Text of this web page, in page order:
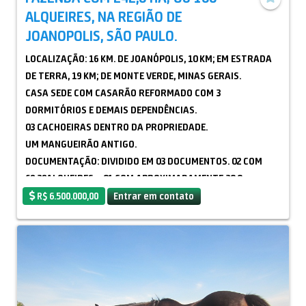
ALQUEIRES, NA REGIÃO DE
JOANOPOLIS, SÃO PAULO.
LOCALIZAÇÃO: 16 KM. DE JOANÓPOLIS, 10 KM; EM ESTRADA
DE TERRA, 19 KM; DE MONTE VERDE, MINAS GERAIS.
CASA SEDE COM CASARÃO REFORMADO COM 3
DORMITÓRIOS E DEMAIS DEPENDÊNCIAS.
03 CACHOEIRAS DENTRO DA PROPRIEDADE.
UM MANGUEIRÃO ANTIGO.
DOCUMENTAÇÃO: DIVIDIDO EM 03 DOCUMENTOS. 02 COM
68,38ALQUEIRES e 01 COM APROXIMADAMENTE 30,0
ALQUEIRES.
através do WhatsApp: (13)99726.0772
ATENÇÃO! Todas as informações foram fornecidas
diretamente pelo nosso parceiro na região, sendo que,
R$ 6.500.000,00 Entrar em contato